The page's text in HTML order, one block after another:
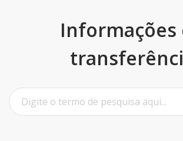
Informações